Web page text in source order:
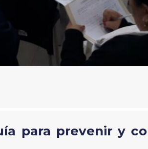
para prevenir y